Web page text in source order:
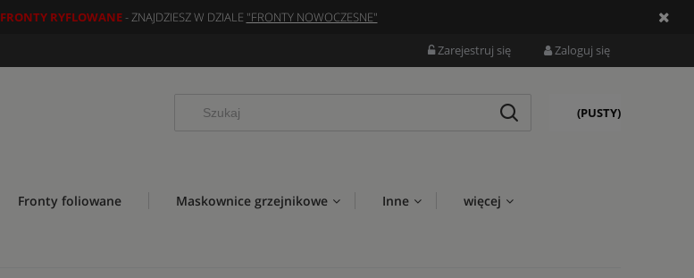
FRONTY RYFLOWANE- ZNAJDZIESZ W DZIALE "FRONTY NOWOCZESNE"
Zarejestruj się Zaloguj się
(PUSTY)
Fronty foliowane Maskownice grzejnikowe Inne więcej